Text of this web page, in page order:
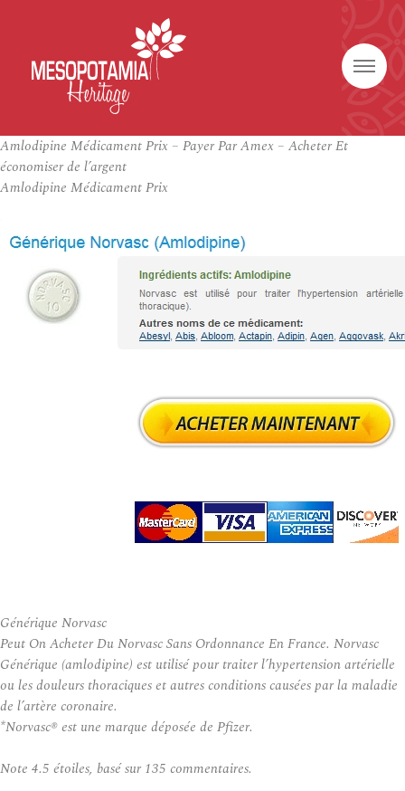
Amlodipine Médicament Prix – Payer Par Amex – Acheter Et
économiser de l’argent
Amlodipine Médicament Prix
Générique Norvasc
Peut On Acheter Du Norvasc Sans Ordonnance En France. Norvasc
Générique (amlodipine) est utilisé pour traiter l’hypertension artérielle
ou les douleurs thoraciques et autres conditions causées par la maladie
de l’artère coronaire.
*Norvasc® est une marque déposée de Pfizer.
Note 4.5 étoiles, basé sur 135 commentaires.